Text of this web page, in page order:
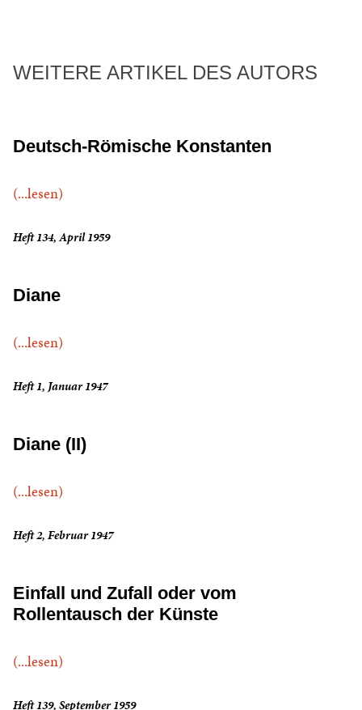
WEITERE ARTIKEL DES AUTORS
Deutsch-Römische Konstanten
(...lesen)
Heft 134, April 1959
Diane
(...lesen)
Heft 1, Januar 1947
Diane (II)
(...lesen)
Heft 2, Februar 1947
Einfall und Zufall oder vom
Rollentausch der Künste
(...lesen)
Heft 139, September 1959